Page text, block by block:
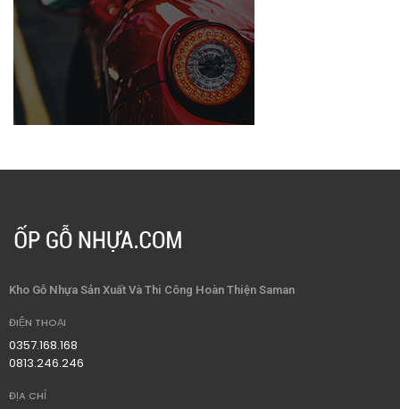
Kho Gỗ Nhựa Sản Xuất Và Thi Công Hoàn Thiện Saman
ĐIỆN THOẠI
0357.168.168
0813.246.246
ĐỊA CHỈ